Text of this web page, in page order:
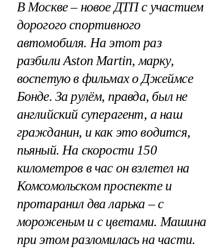
В Москве – новое ДТП с участием
дорогого спортивного
автомобиля. На этот раз
разбили Aston Martin, марку,
воспетую в фильмах о Джеймсе
Бонде. За рулём, правда, был не
английский суперагент, а наш
гражданин, и как это водится,
пьяный. На скорости 150
километров в час он взлетел на
Комсомольском проспекте и
протаранил два ларька – с
мороженым и с цветами. Машина
при этом разломилась на части.